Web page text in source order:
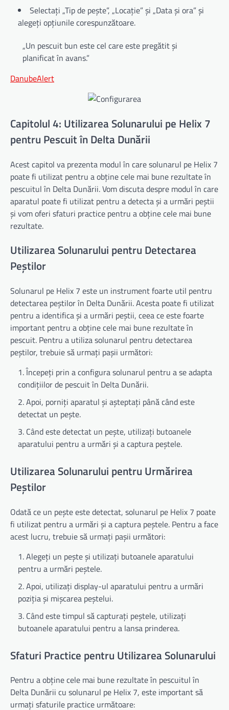
Selectați „Tip de pește”, „Locație” și „Data și ora” și
alegeți opțiunile corespunzătoare.
„Un pescuit bun este cel care este pregătit și
planificat în avans.”
DanubeAlert
Capitolul 4: Utilizarea Solunarului pe Helix 7
pentru Pescuit în Delta Dunării
Acest capitol va prezenta modul în care solunarul pe Helix 7
poate fi utilizat pentru a obține cele mai bune rezultate în
pescuitul în Delta Dunării. Vom discuta despre modul în care
aparatul poate fi utilizat pentru a detecta și a urmări peștii
și vom oferi sfaturi practice pentru a obține cele mai bune
rezultate.
Utilizarea Solunarului pentru Detectarea
Peștilor
Solunarul pe Helix 7 este un instrument foarte util pentru
detectarea peștilor în Delta Dunării. Acesta poate fi utilizat
pentru a identifica și a urmări peștii, ceea ce este foarte
important pentru a obține cele mai bune rezultate în
pescuit. Pentru a utiliza solunarul pentru detectarea
peștilor, trebuie să urmați pașii următori:
Începeți prin a configura solunarul pentru a se adapta
condițiilor de pescuit în Delta Dunării.
Apoi, porniți aparatul și așteptați până când este
detectat un pește.
Când este detectat un pește, utilizați butoanele
aparatului pentru a urmări și a captura peștele.
Utilizarea Solunarului pentru Urmărirea
Peștilor
Odată ce un pește este detectat, solunarul pe Helix 7 poate
fi utilizat pentru a urmări și a captura peștele. Pentru a face
acest lucru, trebuie să urmați pașii următori:
Alegeți un pește și utilizați butoanele aparatului
pentru a urmări peștele.
Apoi, utilizați display-ul aparatului pentru a urmări
poziția și mișcarea peștelui.
Când este timpul să capturați peștele, utilizați
butoanele aparatului pentru a lansa prinderea.
Sfaturi Practice pentru Utilizarea Solunarului
Pentru a obține cele mai bune rezultate în pescuitul în
Delta Dunării cu solunarul pe Helix 7, este important să
urmați sfaturile practice următoare: